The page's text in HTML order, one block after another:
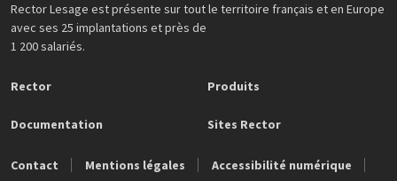
Rector Lesage est présente sur tout le territoire français et en Europe
avec ses 25 implantations et près de
1 200 salariés.
Rector Produits
Documentation Sites Rector
Contact Mentions légales
Accessibilité numérique